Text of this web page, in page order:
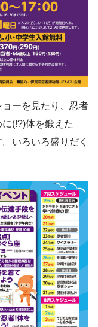
ーを見たり、忍者
(!?)体を鍛えた
いろいろ盛りだく